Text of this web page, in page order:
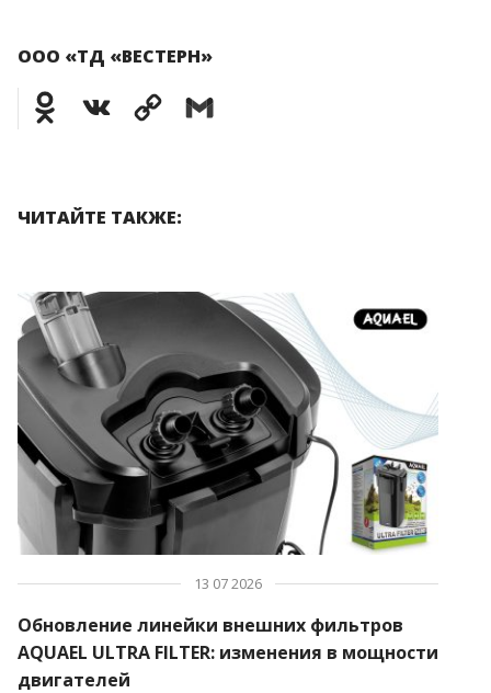
ООО «ТД «ВЕСТЕРН»
Odnoklassniki Copy
Link
ЧИТАЙТЕ ТАКЖЕ:
13 07 2026
Обновление линейки внешних фильтров
AQUAEL ULTRA FILTER: изменения в мощности
двигателей